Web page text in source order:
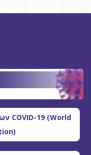
COVID-19 (World